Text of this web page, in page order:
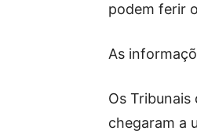
podem ferir
As
Os Tribunais
chegaram a